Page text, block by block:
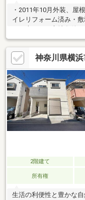
・2011年10月外装、屋
イレリフォーム済み・
バシーを保ちながら開
庫とカーポートの2箇所
を雨風から守るスペー
けられるのが魅力です
ておりゆとりある4LDK
2階からの眺望は、この
神奈川県横
2階建て
所有権
生活の利便性と豊かな